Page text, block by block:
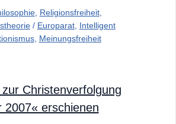
, Religionsfreiheit,
/ Europarat, Intelligent
, Meinungsfreiheit
Christenverfolgung
2007« erschienen